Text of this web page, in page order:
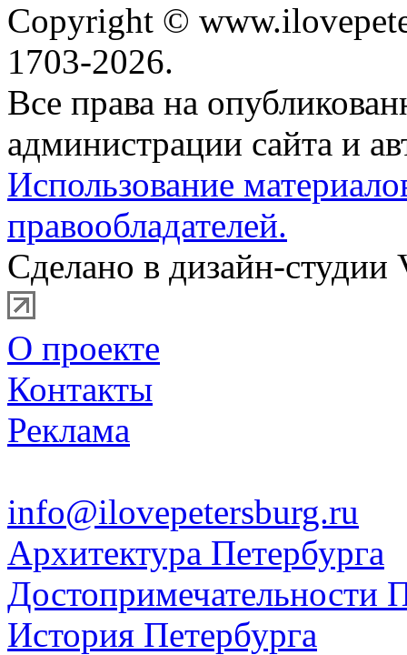
Copyright ©
1703-2026.
Все права на
администрации сайта и
Использование
правообладателей.
Сделано в дизайн-студии
О проекте
Контакты
Реклама
info@ilovepetersburg.ru
Архитектура Петербурга
Достопримечательности
История Петербурга